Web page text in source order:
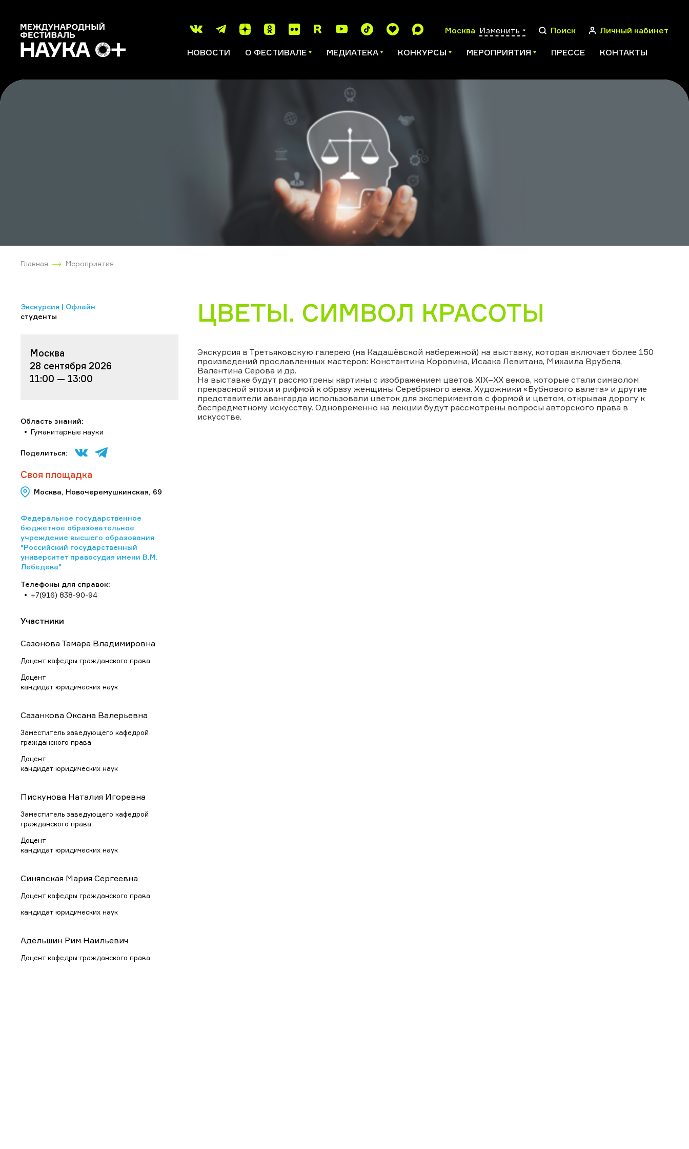
Москва Изменить Поиск Личный кабинет
НОВОСТИ О ФЕСТИВАЛЕ МЕДИАТЕКА КОНКУРСЫ МЕРОПРИЯТИЯ ПРЕССЕ КОНТАКТЫ
Главная Мероприятия
Экскурсия | Офлайн
студенты
Москва
28 сентября 2026
11:00 — 13:00
Область знаний:
Гуманитарные науки
Поделиться:
Своя площадка
Москва, Новочеремушкинская, 69
Федеральное государственное
бюджетное образовательное
учреждение высшего образования
"Российский государственный
университет правосудия имени В.М.
Лебедева"
Телефоны для справок:
+7(916) 838-90-94
Участники
Сазонова Тамара Владимировна
Доцент кафедры гражданского права
Доцент
кандидат юридических наук
Сазанкова Оксана Валерьевна
Заместитель заведующего кафедрой
гражданского права
Доцент
кандидат юридических наук
Пискунова Наталия Игоревна
Заместитель заведующего кафедрой
гражданского права
Доцент
кандидат юридических наук
Синявская Мария Сергеевна
Доцент кафедры гражданского права
кандидат юридических наук
Адельшин Рим Наильевич
Доцент кафедры гражданского права
ЦВЕТЫ. СИМВОЛ КРАСОТЫ
Экскурсия в Третьяковскую галерею (на Кадашёвской набережной) на выставку, которая включает более 150
произведений прославленных мастеров: Константина Коровина, Исаака Левитана, Михаила Врубеля,
Валентина Серова и др.
На выставке будут рассмотрены картины с изображением цветов XIX–XX веков, которые стали символом
прекрасной эпохи и рифмой к образу женщины Серебряного века. Художники «Бубнового валета» и другие
представители авангарда использовали цветок для экспериментов с формой и цветом, открывая дорогу к
беспредметному искусству. Одновременно на лекции будут рассмотрены вопросы авторского права в
искусстве.